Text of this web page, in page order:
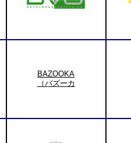
BAZOOKA
（バズーカ